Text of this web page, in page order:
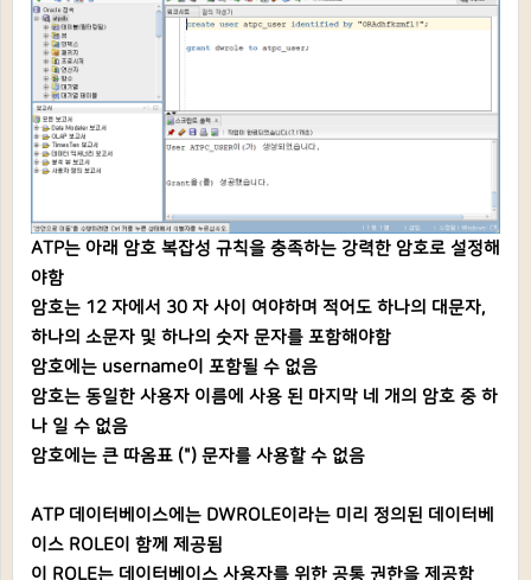
ATP는 아래 암호 복잡성 규칙을 충족하는 강력한 암호로 설정해
야함
암호는 12 자에서 30 자 사이 여야하며 적어도 하나의 대문자,
하나의 소문자 및 하나의 숫자 문자를 포함해야함
암호에는 username이 포함될 수 없음
암호는 동일한 사용자 이름에 사용 된 마지막 네 개의 암호 중 하
나 일 수 없음
암호에는 큰 따옴표 (") 문자를 사용할 수 없음
ATP 데이터베이스에는 DWROLE이라는 미리 정의된 데이터베
이스 ROLE이 함께 제공됨
이 ROLE는 데이터베이스 사용자를 위한 공통 권한을 제공함